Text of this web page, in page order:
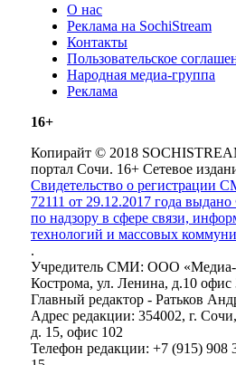
О нас
Реклама на SochiStream
Контакты
Пользовательское
Народная медиа-группа
Реклама
16+
Копирайт © 2018
портал Сочи. 16+ Сетевое
Свидетельство о
72111 от 29.12.2017 года
по надзору в сфере связи,
технологий и массовых
.
Учредитель СМИ: ООО «Медиа-
Кострома, ул. Ленина, д.10 офис
Главный редактор - Ратьков
Адрес редакции: 354002, г.
д. 15, офис 102
Телефон редакции: +7 (915) 908